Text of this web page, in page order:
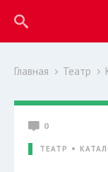
Главная Театр
0
ТЕАТР